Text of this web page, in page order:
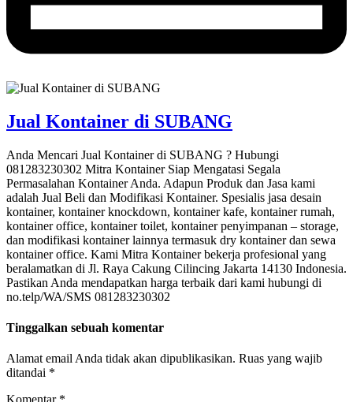
Jual Kontainer di SUBANG
Anda Mencari Jual Kontainer di SUBANG ? Hubungi
081283230302 Mitra Kontainer Siap Mengatasi Segala
Permasalahan Kontainer Anda. Adapun Produk dan Jasa kami
adalah Jual Beli dan Modifikasi Kontainer. Spesialis jasa desain
kontainer, kontainer knockdown, kontainer kafe, kontainer rumah,
kontainer office, kontainer toilet, kontainer penyimpanan – storage,
dan modifikasi kontainer lainnya termasuk dry kontainer dan sewa
kontainer office. Kami Mitra Kontainer bekerja profesional yang
beralamatkan di Jl. Raya Cakung Cilincing Jakarta 14130 Indonesia.
Pastikan Anda mendapatkan harga terbaik dari kami hubungi di
no.telp/WA/SMS 081283230302
Tinggalkan sebuah komentar
Alamat email Anda tidak akan dipublikasikan. Ruas yang wajib
ditandai *
Komentar *